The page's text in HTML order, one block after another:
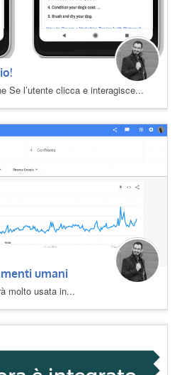
Se l’utente clicca e interagisce...
umani
molto usata in...